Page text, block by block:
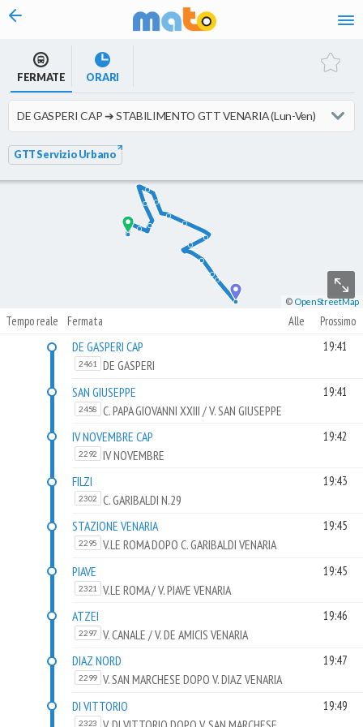
vai al contenuto
FERMATE ORARI
GTT Servizio Urbano
© OpenStreetMap
Tempo reale Fermata Alle Prossimo
DE GASPERI CAP
2461 DE GASPERI
19:41
SAN GIUSEPPE
2458
C. PAPA GIOVANNI XXIII / V. SAN GIUSEPPE
VENARIA
19:41
IV NOVEMBRE CAP
2292 IV NOVEMBRE
19:42
FILZI
2302 C. GARIBALDI N.29
19:43
STAZIONE VENARIA
2295 V.LE ROMA DOPO C. GARIBALDI VENARIA
19:45
PIAVE
2321 V.LE ROMA / V. PIAVE VENARIA
19:45
ATZEI
2297 V. CANALE / V. DE AMICIS VENARIA
19:46
DIAZ NORD
2299 V. SAN MARCHESE DOPO V. DIAZ VENARIA
19:47
DI VITTORIO
2323
19:49